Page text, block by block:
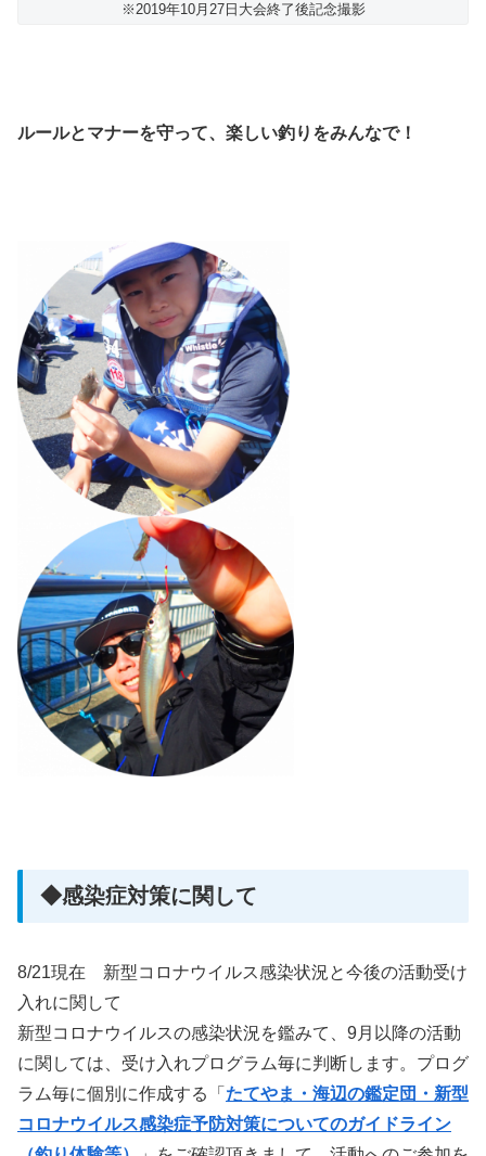
※2019年10月27日大会終了後記念撮影
ルールとマナーを守って、楽しい釣りをみんなで！
◆感染症対策に関して
8/21現在 新型コロナウイルス感染状況と今後の活動受け
入れに関して
新型コロナウイルスの感染状況を鑑みて、9月以降の活動
に関しては、受け入れプログラム毎に判断します。プログ
ラム毎に個別に作成する「 たてやま・海辺の鑑定団・新型
コロナウイルス感染症予防対策についてのガイドライン